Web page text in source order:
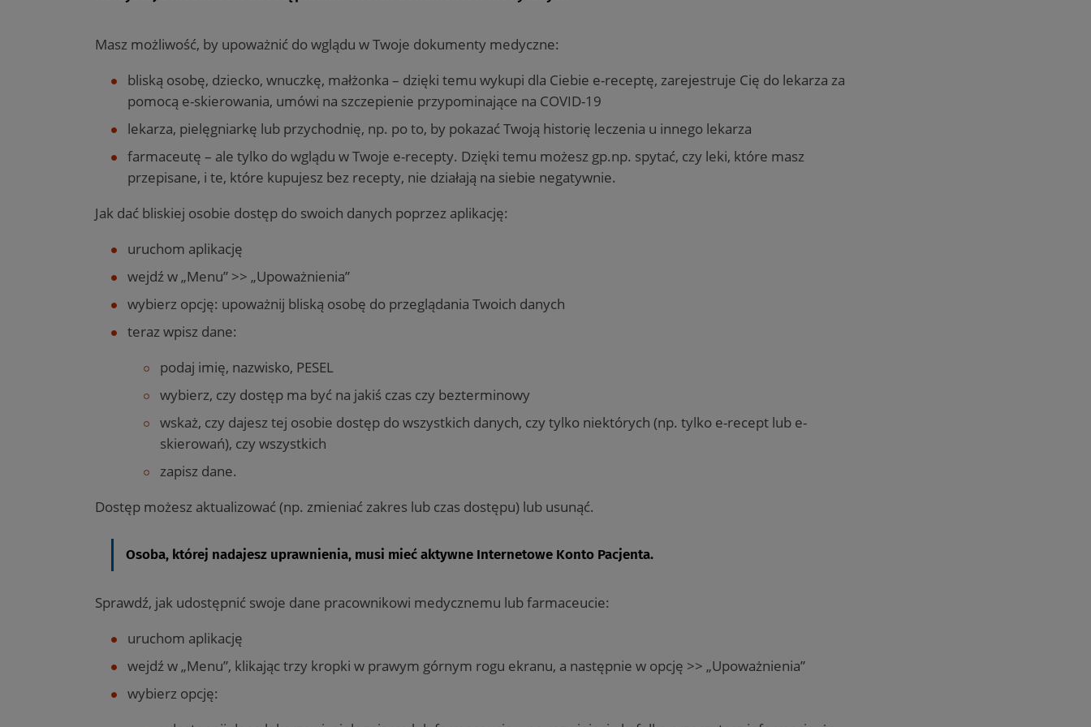
Masz możliwość, by upoważnić do wglądu w Twoje dokumenty medyczne:
bliską osobę, dziecko, wnuczkę, małżonka – dzięki temu wykupi dla Ciebie e-receptę, zarejestruje Cię do lekarza za
pomocą e-skierowania, umówi na szczepienie przypominające na COVID-19
lekarza, pielęgniarkę lub przychodnię, np. po to, by pokazać Twoją historię leczenia u innego lekarza
farmaceutę – ale tylko do wglądu w Twoje e-recepty. Dzięki temu możesz gp.np. spytać, czy leki, które masz
przepisane, i te, które kupujesz bez recepty, nie działają na siebie negatywnie.
Jak dać bliskiej osobie dostęp do swoich danych poprzez aplikację:
uruchom aplikację
wejdź w „Menu” >> „Upoważnienia”
wybierz opcję: upoważnij bliską osobę do przeglądania Twoich danych
teraz wpisz dane:
podaj imię, nazwisko, PESEL
wybierz, czy dostęp ma być na jakiś czas czy bezterminowy
wskaż, czy dajesz tej osobie dostęp do wszystkich danych, czy tylko niektórych (np. tylko e-recept lub e-
skierowań), czy wszystkich
zapisz dane.
Dostęp możesz aktualizować (np. zmieniać zakres lub czas dostępu) lub usunąć.
Osoba, której nadajesz uprawnienia, musi mieć aktywne Internetowe Konto Pacjenta.
Sprawdź, jak udostępnić swoje dane pracownikowi medycznemu lub farmaceucie:
uruchom aplikację
wejdź w „Menu”, klikając trzy kropki w prawym górnym rogu ekranu, a następnie w opcję >> „Upoważnienia”
wybierz opcję: